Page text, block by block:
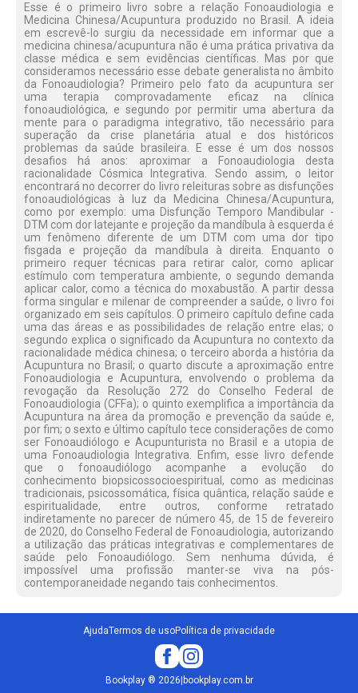
Esse é o primeiro livro sobre a relação Fonoaudiologia e
Medicina Chinesa/Acupuntura produzido no Brasil. A ideia
em escrevê-lo surgiu da necessidade em informar que a
medicina chinesa/acupuntura não é uma prática privativa da
classe médica e sem evidências científicas. Mas por que
consideramos necessário esse debate generalista no âmbito
da Fonoaudiologia? Primeiro pelo fato da acupuntura ser
uma terapia comprovadamente eficaz na clínica
fonoaudiológica, e segundo por permitir uma abertura da
mente para o paradigma integrativo, tão necessário para
superação da crise planetária atual e dos históricos
problemas da saúde brasileira. E esse é um dos nossos
desafios há anos: aproximar a Fonoaudiologia desta
racionalidade Cósmica Integrativa. Sendo assim, o leitor
encontrará no decorrer do livro releituras sobre as disfunções
fonoaudiológicas à luz da Medicina Chinesa/Acupuntura,
como por exemplo: uma Disfunção Temporo Mandibular -
DTM com dor latejante e projeção da mandíbula à esquerda é
um fenômeno diferente de um DTM com uma dor tipo
fisgada e projeção da mandíbula à direita. Enquanto o
primeiro requer técnicas para retirar calor, como aplicar
estímulo com temperatura ambiente, o segundo demanda
aplicar calor, como a técnica do moxabustão. A partir dessa
forma singular e milenar de compreender a saúde, o livro foi
organizado em seis capítulos. O primeiro capítulo define cada
uma das áreas e as possibilidades de relação entre elas; o
segundo explica o significado da Acupuntura no contexto da
racionalidade médica chinesa; o terceiro aborda a história da
Acupuntura no Brasil; o quarto discute a aproximação entre
Fonoaudiologia e Acupuntura, envolvendo o problema da
revogação da Resolução 272 do Conselho Federal de
Fonoaudiologia (CFFa); o quinto exemplifica a importância da
Acupuntura na área da promoção e prevenção da saúde e,
por fim; o sexto e último capítulo tece considerações de como
ser Fonoaudiólogo e Acupunturista no Brasil e a utopia de
uma Fonoaudiologia Integrativa. Enfim, esse livro defende
que o fonoaudiólogo acompanhe a evolução do
conhecimento biopsicossocioespiritual, como as medicinas
tradicionais, psicossomática, física quântica, relação saúde e
espiritualidade, entre outros, conforme retratado
indiretamente no parecer de número 45, de 15 de fevereiro
de 2020, do Conselho Federal de Fonoaudiologia, autorizando
a utilização das práticas integrativas e complementares de
saúde pelo Fonoaudiólogo. Sem nenhuma dúvida, é
impossível uma profissão manter-se viva na pós-
contemporaneidade negando tais conhecimentos.
AjudaTermos de usoPolítica de privacidade
Bookplay® 2026 bookplay.com.br